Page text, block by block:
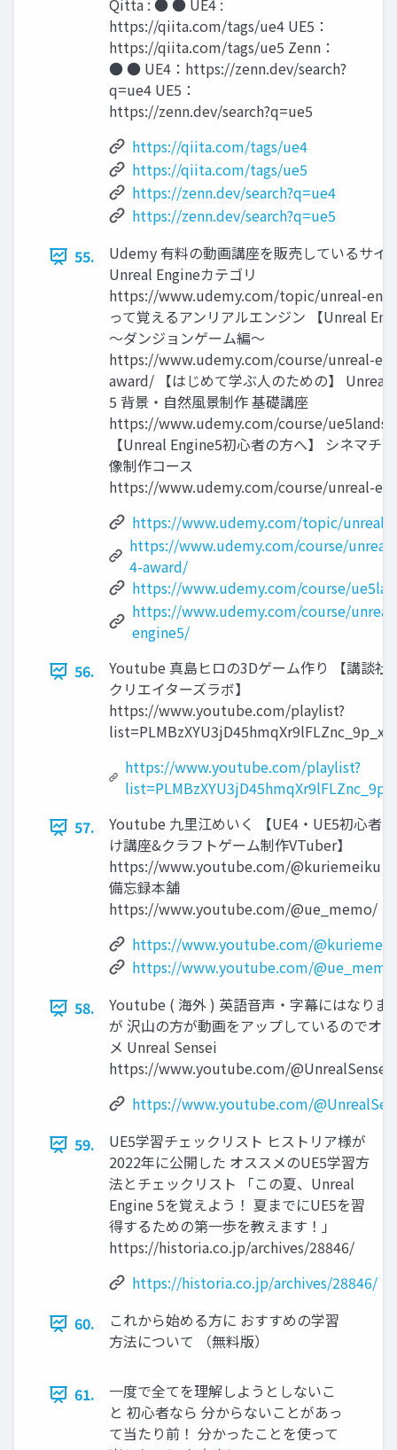
Qitta : ● ● UE4 :
https://qiita.com/tags/ue4 UE5：
https://qiita.com/tags/ue5 Zenn：
● ● UE4：https://zenn.dev/search?
q=ue4 UE5：
https://zenn.dev/search?q=ue5
https://qiita.com/tags/ue4
https://qiita.com/tags/ue5
https://zenn.dev/search?q=ue4
https://zenn.dev/search?q=ue5
55.
Udemy 有料の動画講座を販売しているサイ
Unreal Engineカテゴリ
https://www.udemy.com/topic/unreal-
って覚えるアンリアルエンジン 【Unreal
～ダンジョンゲーム編～
https://www.udemy.com/course/unreal-
award/ 【はじめて学ぶ人のための】 Unreal
5 背景・自然風景制作 基礎講座
https://www.udemy.com/course/
【Unreal Engine5初心者の方へ】 シネマチ
像制作コース
https://www.udemy.com/course/unreal-
https://www.udemy.com/topic/unreal-
https://www.udemy.com/course/
4-award/
https://www.udemy.com/course/
https://www.udemy.com/course/unreal-
engine5/
56.
Youtube 真島ヒロの3Dゲーム作り 【講談社
クリエイターズラボ】
https://www.youtube.com/playlist?
https://www.youtube.com/playlist?
57.
Youtube 九里江めいく 【UE4・UE5初心者向
け講座&クラフトゲーム制作VTuber】
https://www.youtube.com/@kuriemeiku
備忘録本舗
https://www.youtube.com/@ue_memo/
https://www.youtube.com/
https://www.youtube.com/
58.
Youtube ( 海外 ) 英語音声・字幕にはなりま
が 沢山の方が動画をアップしているのでオ
メ Unreal Sensei
https://www.youtube.com/@UnrealSensei
https://www.youtube.com/
59.
UE5学習チェックリスト ヒストリア様が
2022年に公開した オススメのUE5学習方
法とチェックリスト 「この夏、Unreal
Engine 5を覚えよう！ 夏までにUE5を習
得するための第一歩を教えます！」
https://historia.co.jp/archives/28846/
https://historia.co.jp/archives/28846/
60.
これから始める方に おすすめの学習
方法について （無料版）
61.
一度で全てを理解しようとしないこ
と 初心者なら 分からないことがあっ
て当たり前！ 分かったことを使って